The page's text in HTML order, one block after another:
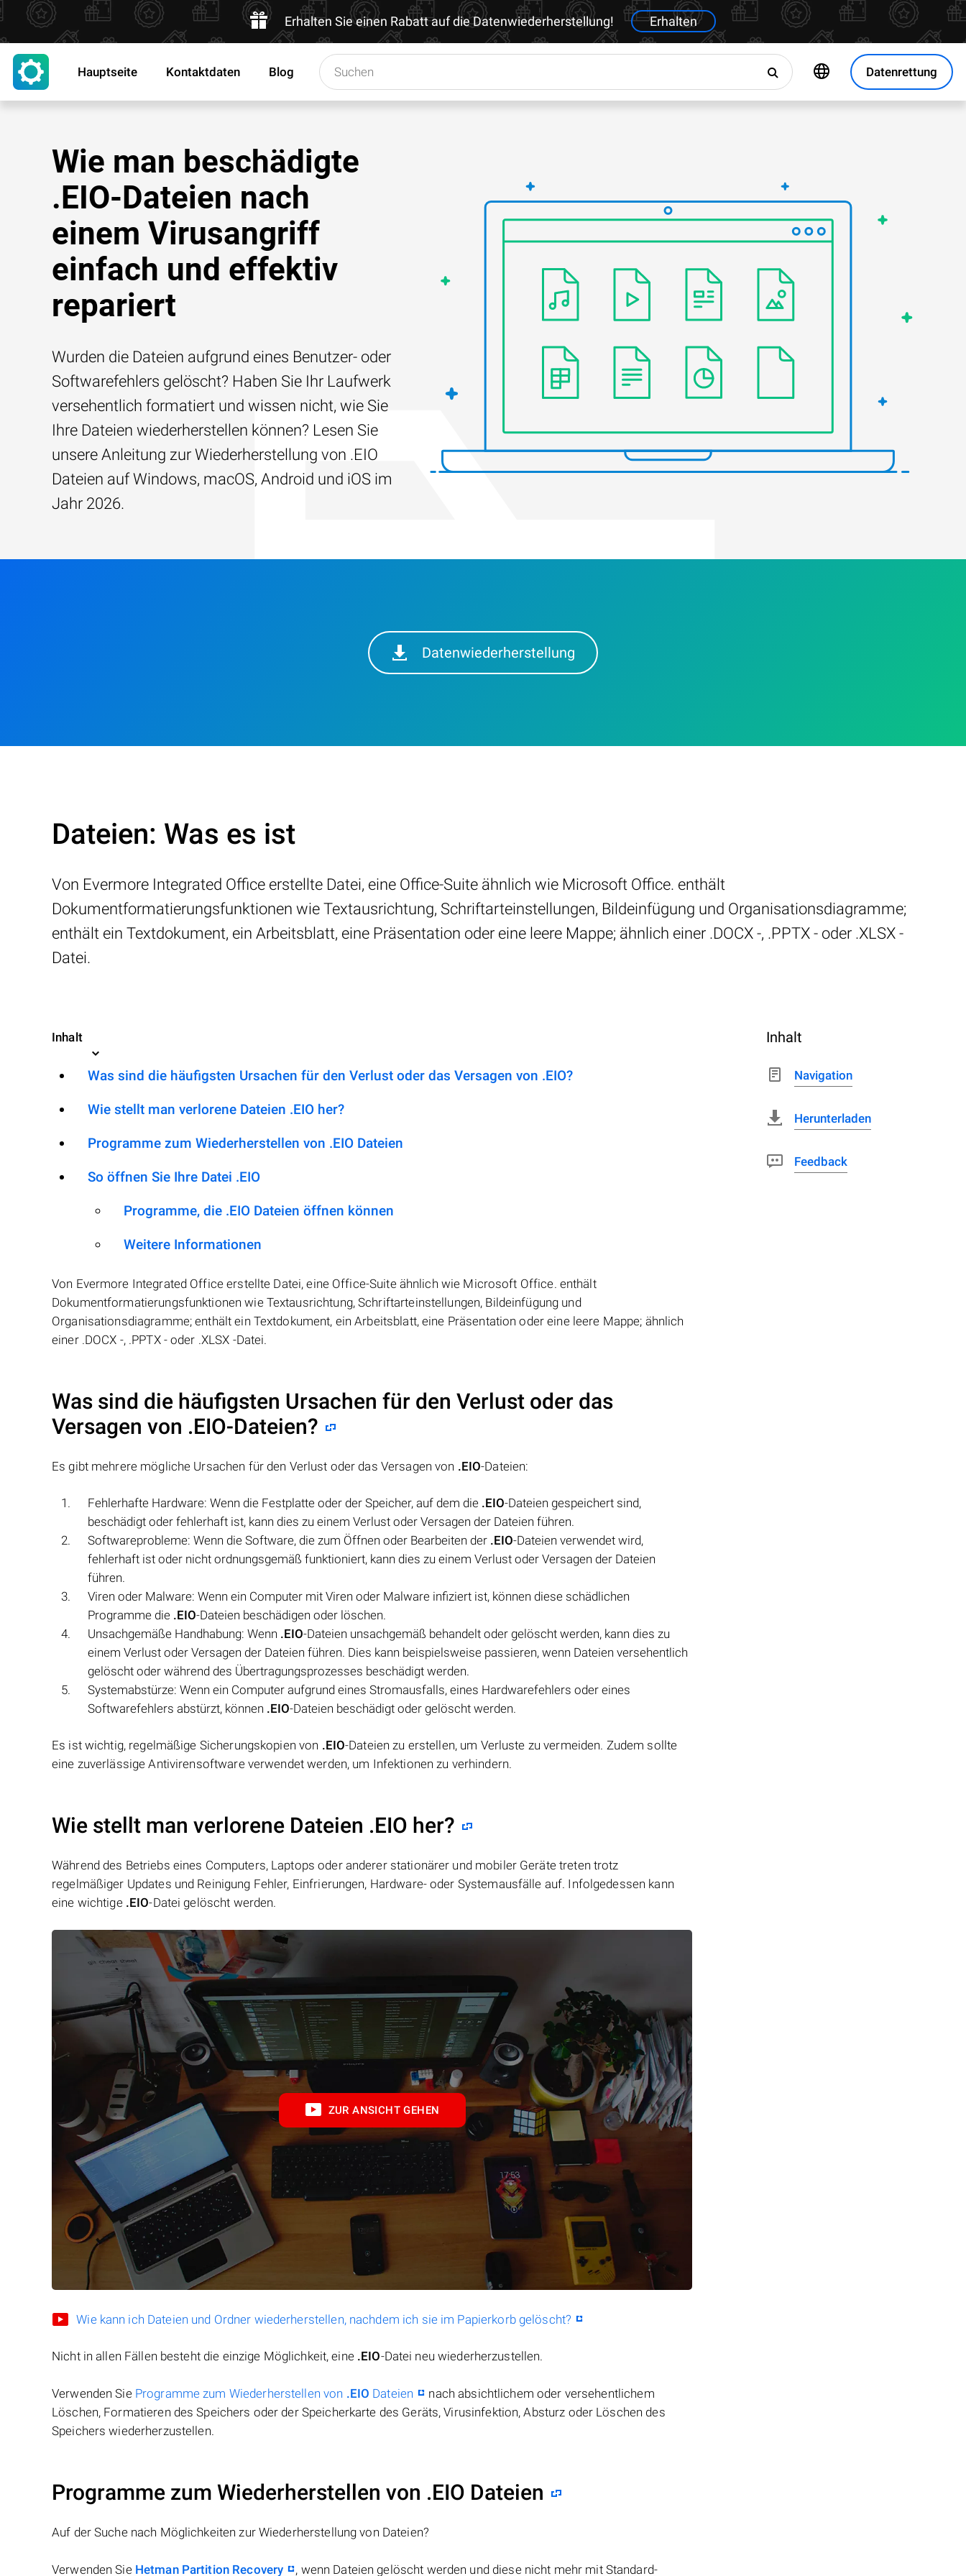
Erhalten Sie einen Rabatt auf die Datenwiederherstellung! Erhalten
Datenrettung
Hauptseite Kontaktdaten Blog
Wie man beschädigte
.EIO-Dateien nach
einem Virusangriff
einfach und effektiv
repariert
Wurden die Dateien aufgrund eines Benutzer- oder
Softwarefehlers gelöscht? Haben Sie Ihr Laufwerk
versehentlich formatiert und wissen nicht, wie Sie
Ihre Dateien wiederherstellen können? Lesen Sie
unsere Anleitung zur Wiederherstellung von .EIO
Dateien auf Windows, macOS, Android und iOS im
Jahr 2026.
Datenwiederherstellung
Dateien: Was es ist
Von Evermore Integrated Office erstellte Datei, eine Office-Suite ähnlich wie Microsoft Office. enthält
Dokumentformatierungsfunktionen wie Textausrichtung, Schriftarteinstellungen, Bildeinfügung und Organisationsdiagramme;
enthält ein Textdokument, ein Arbeitsblatt, eine Präsentation oder eine leere Mappe; ähnlich einer .DOCX -, .PPTX - oder .XLSX -
Datei.
Inhalt
Was sind die häufigsten Ursachen für den Verlust oder das Versagen von .EIO?
Wie stellt man verlorene Dateien .EIO her?
Programme zum Wiederherstellen von .EIO Dateien
So öffnen Sie Ihre Datei .EIO
Programme, die .EIO Dateien öffnen können
Weitere Informationen
Von Evermore Integrated Office erstellte Datei, eine Office-Suite ähnlich wie Microsoft Office. enthält
Dokumentformatierungsfunktionen wie Textausrichtung, Schriftarteinstellungen, Bildeinfügung und
Organisationsdiagramme; enthält ein Textdokument, ein Arbeitsblatt, eine Präsentation oder eine leere Mappe; ähnlich
einer .DOCX -, .PPTX - oder .XLSX -Datei.
Was sind die häufigsten Ursachen für den Verlust oder das
Versagen von .EIO-Dateien?
Es gibt mehrere mögliche Ursachen für den Verlust oder das Versagen von .EIO-Dateien:
Fehlerhafte Hardware: Wenn die Festplatte oder der Speicher, auf dem die .EIO-Dateien gespeichert sind,
beschädigt oder fehlerhaft ist, kann dies zu einem Verlust oder Versagen der Dateien führen.
Softwareprobleme: Wenn die Software, die zum Öffnen oder Bearbeiten der .EIO-Dateien verwendet wird,
fehlerhaft ist oder nicht ordnungsgemäß funktioniert, kann dies zu einem Verlust oder Versagen der Dateien
führen.
Viren oder Malware: Wenn ein Computer mit Viren oder Malware infiziert ist, können diese schädlichen
Programme die .EIO-Dateien beschädigen oder löschen.
Unsachgemäße Handhabung: Wenn .EIO-Dateien unsachgemäß behandelt oder gelöscht werden, kann dies zu
einem Verlust oder Versagen der Dateien führen. Dies kann beispielsweise passieren, wenn Dateien versehentlich
gelöscht oder während des Übertragungsprozesses beschädigt werden.
Systemabstürze: Wenn ein Computer aufgrund eines Stromausfalls, eines Hardwarefehlers oder eines
Softwarefehlers abstürzt, können .EIO-Dateien beschädigt oder gelöscht werden.
Es ist wichtig, regelmäßige Sicherungskopien von .EIO-Dateien zu erstellen, um Verluste zu vermeiden. Zudem sollte
eine zuverlässige Antivirensoftware verwendet werden, um Infektionen zu verhindern.
Wie stellt man verlorene Dateien .EIO her?
Während des Betriebs eines Computers, Laptops oder anderer stationärer und mobiler Geräte treten trotz
regelmäßiger Updates und Reinigung Fehler, Einfrierungen, Hardware- oder Systemausfälle auf. Infolgedessen kann
eine wichtige .EIO-Datei gelöscht werden.
ZUR ANSICHT GEHEN
Wie kann ich Dateien und Ordner wiederherstellen, nachdem ich sie im Papierkorb gelöscht?
Nicht in allen Fällen besteht die einzige Möglichkeit, eine .EIO-Datei neu wiederherzustellen.
Verwenden Sie Programme zum Wiederherstellen von .EIO Dateien
nach absichtlichem oder versehentlichem
Löschen, Formatieren des Speichers oder der Speicherkarte des Geräts, Virusinfektion, Absturz oder Löschen des
Speichers wiederherzustellen.
Programme zum Wiederherstellen von .EIO Dateien
Auf der Suche nach Möglichkeiten zur Wiederherstellung von Dateien?
Verwenden Sie Hetman Partition Recovery , wenn Dateien gelöscht werden und diese nicht mehr mit Standard-
Inhalt
Navigation
Herunterladen
Feedback